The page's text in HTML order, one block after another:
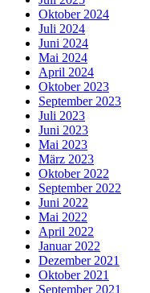
Oktober 2024
Juli 2024
Juni 2024
Mai 2024
April 2024
Oktober 2023
September 2023
Juli 2023
Juni 2023
Mai 2023
März 2023
Oktober 2022
September 2022
Juni 2022
Mai 2022
April 2022
Januar 2022
Dezember 2021
Oktober 2021
September 2021